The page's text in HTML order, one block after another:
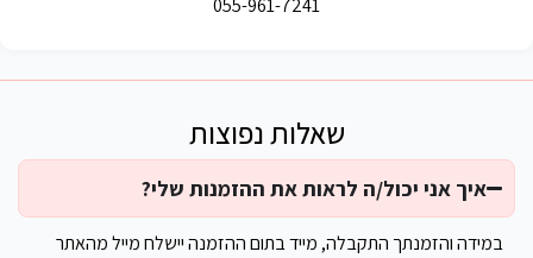
איך אני יכול/ה לראות את ההזמנות שלי?
במידה והזמנתך התקבלה, מייד בתום ההזמנה יישלח מייל מהאתר
שאלות נפוצות
055-961-7241